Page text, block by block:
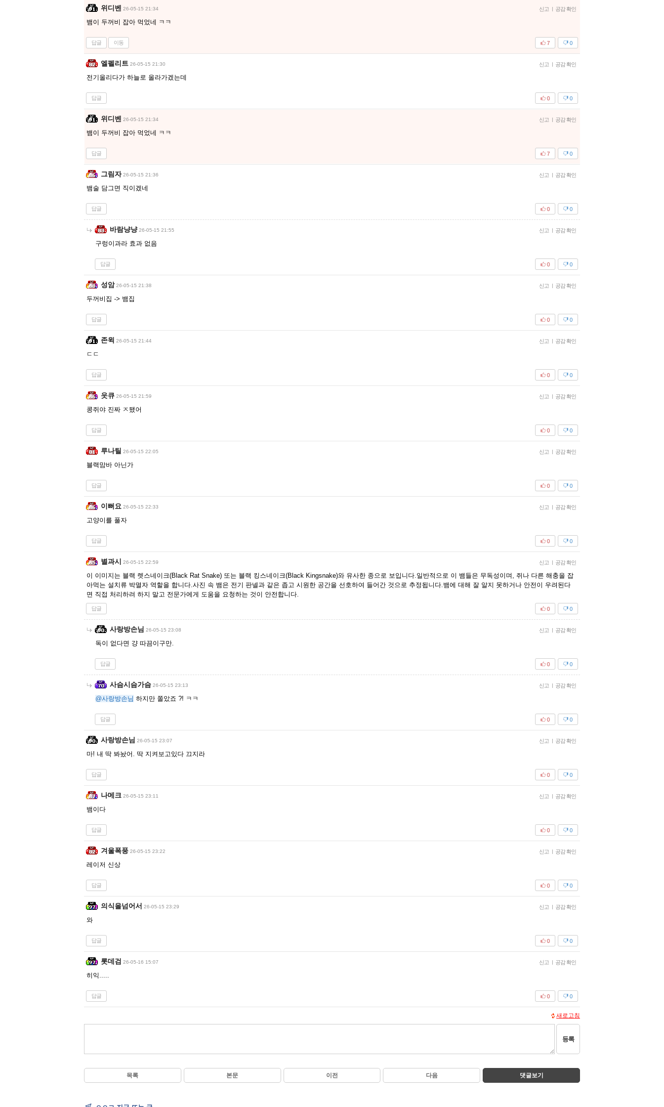
위디벤 26-05-15 21:34 신고 | 공감 확인
뱀이 두꺼비 잡아 먹었네 ㅋㅋ
답글 이동 0
7
엘펠리트 26-05-15 21:30 신고 | 공감 확인
전기올리다가 하늘로 올라가겠는데
답글 0
0
위디벤 26-05-15 21:34 신고 | 공감 확인
뱀이 두꺼비 잡아 먹었네 ㅋㅋ
답글 0
7
그림자 26-05-15 21:36 신고 | 공감 확인
뱀술 담그면 직이겠네
답글 0
0
바람냥냥 26-05-15 21:55 신고 | 공감 확인
구렁이과라 효과 없음
답글 0
0
성암 26-05-15 21:38 신고 | 공감 확인
두꺼비집 -> 뱀집
답글 0
0
존윅 26-05-15 21:44 신고 | 공감 확인
ㄷㄷ
답글 0
0
읏큐 26-05-15 21:59 신고 | 공감 확인
콩쥐야 진짜 ㅈ됐어
답글 0
0
루나틸 26-05-15 22:05 신고 | 공감 확인
블랙맘바 아닌가
답글 0
0
이뻐요 26-05-15 22:33 신고 | 공감 확인
고양이를 풀자
답글 0
0
별과시 26-05-15 22:59 신고 | 공감 확인
이 이미지는 블랙 렛스네이크(Black Rat Snake) 또는 블랙 킹스네이크(Black Kingsnake)와 유사한 종으로 보입니다.일반적으로 이 뱀들은 무독성이며, 쥐나 다른 해충을 잡
아먹는 설치류 박멸자 역할을 합니다.사진 속 뱀은 전기 판넬과 같은 좁고 시원한 공간을 선호하여 들어간 것으로 추정됩니다.뱀에 대해 잘 알지 못하거나 안전이 우려된다
면 직접 처리하려 하지 말고 전문가에게 도움을 요청하는 것이 안전합니다.
답글 0
0
사랑방손님 26-05-15 23:08 신고 | 공감 확인
독이 없다면 걍 따끔이구만.
답글 0
0
사슴시슴가슴 26-05-15 23:13 신고 | 공감 확인
@사랑방손님 하지만 쫄았죠 ?! ㅋㅋ
답글 0
0
사랑방손님 26-05-15 23:07 신고 | 공감 확인
마! 내 딱 봐놨어. 딱 지켜보고있다 끄지라
답글 0
0
나메크 26-05-15 23:11 신고 | 공감 확인
뱀이다
답글 0
0
겨울폭풍 26-05-15 23:22 신고 | 공감 확인
레이저 신상
답글 0
0
의식을넘어서 26-05-15 23:29 신고 | 공감 확인
와
답글 0
0
롯데검 26-05-16 15:07 신고 | 공감 확인
히익.....
답글 0
0
새로고침
등록
목록 본문 이전 다음 댓글보기